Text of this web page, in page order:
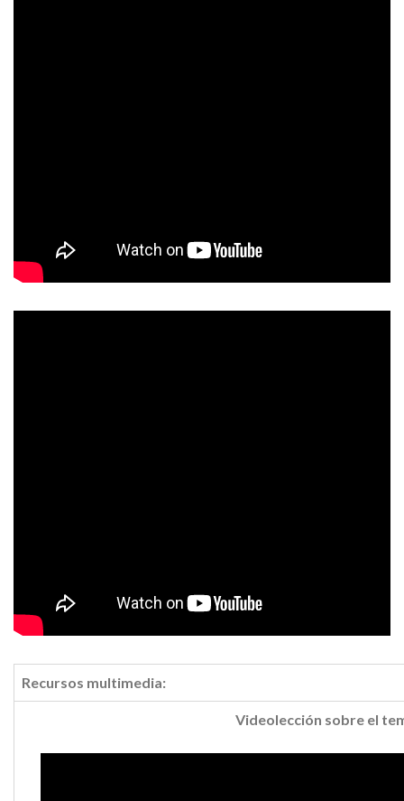
Recursos multimedia:
Videolección sobre el